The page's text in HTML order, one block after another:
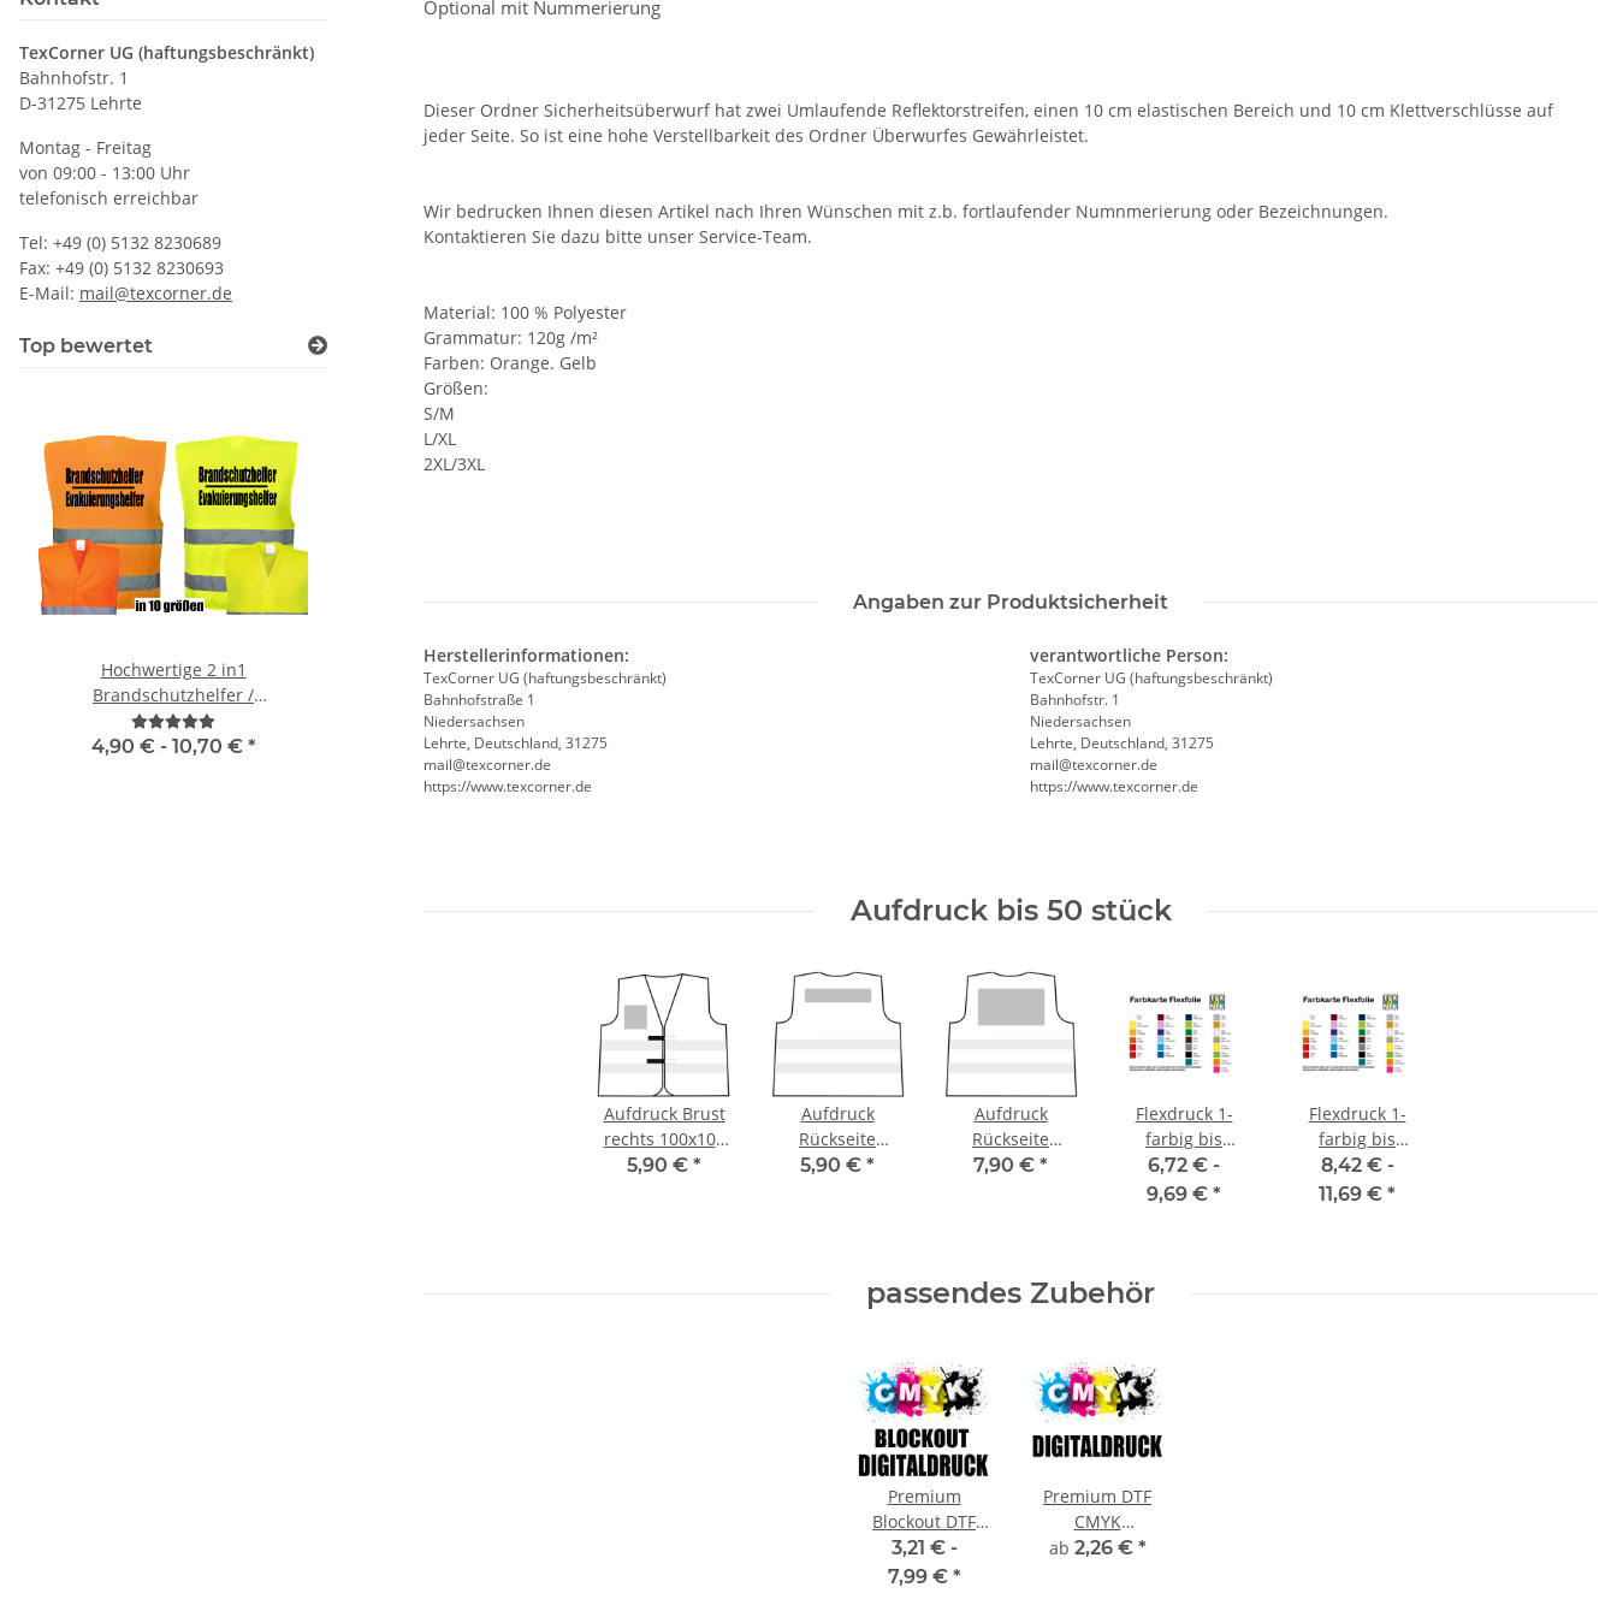
Optional mit Nummerierung
Dieser Ordner Sicherheitsüberwurf hat zwei Umlaufende Reflektorstreifen, einen 10 cm elastischen Bereich und 10 cm Klettverschlüsse auf
jeder Seite. So ist eine hohe Verstellbarkeit des Ordner Überwurfes Gewährleistet.
Wir bedrucken Ihnen diesen Artikel nach Ihren Wünschen mit z.b. fortlaufender Numnmerierung oder Bezeichnungen.
Kontaktieren Sie dazu bitte unser Service-Team.
Material: 100 % Polyester
Grammatur: 120g /m²
Farben: Orange. Gelb
Größen:
S/M
L/XL
2XL/3XL
Angaben zur Produktsicherheit
Herstellerinformationen:
TexCorner UG (haftungsbeschränkt)
Bahnhofstraße 1
Niedersachsen
Lehrte, Deutschland, 31275
mail@texcorner.de
https://www.texcorner.de
verantwortliche Person:
TexCorner UG (haftungsbeschränkt)
Bahnhofstr. 1
Niedersachsen
Lehrte, Deutschland, 31275
mail@texcorner.de
https://www.texcorner.de
Aufdruck bis 50 stück
Aufdruck Brust
rechts 100x100
mm (zusendung
5,90 € *
Aufdruck
Rückseite
1.zeilig
5,90 € *
Aufdruck
Rückseite
280x200 mm
7,90 € *
Flexdruck 1-
farbig bis
120x120 mm
6,72 € -
9,69 € *
Flexdruck 1-
farbig bis
300x200 mm
8,42 € -
11,69 € *
passendes Zubehör
Premium
Blockout DTF
Digitaldruck
CMYK
3,21 € -
7,99 € *
Premium DTF
CMYK
Digitaldruck
ab 2,26 € *
TexCorner UG (haftungsbeschränkt)
Bahnhofstr. 1
D-31275 Lehrte
Montag - Freitag
von 09:00 - 13:00 Uhr
telefonisch erreichbar
Tel: +49 (0) 5132 8230689
Fax: +49 (0) 5132 8230693
E-Mail: mail@texcorner.de
Top bewertet
Hochwertige 2 in1
Brandschutzhelfer /
Evakuierungshelfer Warnweste
in 10 größen
4,90 € - 10,70 € *
Signalweste / Funktionsweste /
Warnweste Standard inkl.
Premium CMYK + weiß druck
ab6,74 €*
Hochwertige 2 in1
Brandschutzhelfer /
Evakuierungshelfer Warnweste
in 10 größen
4,90 € -10,70 € *